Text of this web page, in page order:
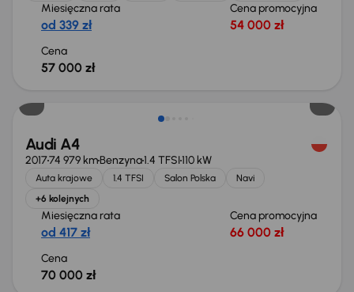
Miesięczna rata
od 339 zł
Cena promocyjna
54 000 zł
Cena
57 000 zł
Audi A4
201774 979 kmBenzyna1.4 TFSI110 kW
Auta krajowe 1.4 TFSI Salon Polska
Navi
+6 kolejnych
Miesięczna rata
od 417 zł
Cena promocyjna
66 000 zł
Cena
70 000 zł